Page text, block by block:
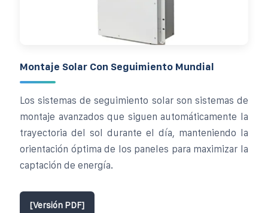
Montaje Solar Con Seguimiento Mundial
Los sistemas de seguimiento solar son sistemas de
montaje avanzados que siguen automáticamente la
trayectoria del sol durante el día, manteniendo la
orientación óptima de los paneles para maximizar la
captación de energía.
[Versión PDF]